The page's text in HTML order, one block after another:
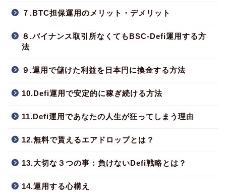
７.BTC担保運用のメリット・デメリット
８.バイナンス取引所なくてもBSC-Defi運用する方
法
９.運用で儲けた利益を日本円に換金する方法
10.Defi運用で安定的に稼ぎ続ける方法
11.Defi運用であなたの人生が狂ってしまう理由
12.無料で貰えるエアドロップとは？
13.大切な３つの事：負けないDefi戦略とは？
14.運用する心構え